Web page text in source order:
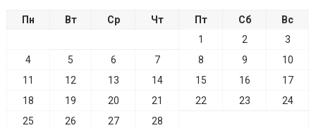
Пн Вт Ср Чт Пт Сб
Вс
1
2
3
4
5 6 7 8 9
10
11
12 13 14 15 16
17
18
19 20 21 22 23
24
25
26 27
28